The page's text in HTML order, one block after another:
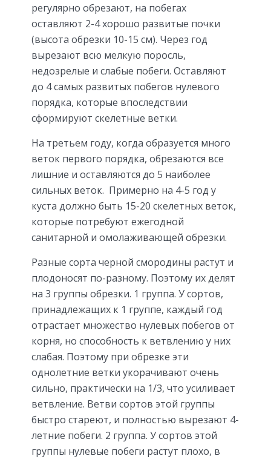
регулярно обрезают, на побегах
оставляют 2-4 хорошо развитые почки
(высота обрезки 10-15 см). Через год
вырезают всю мелкую поросль,
недозрелые и слабые побеги. Оставляют
до 4 самых развитых побегов нулевого
порядка, которые впоследствии
сформируют скелетные ветки.
На третьем году, когда образуется много
веток первого порядка, обрезаются все
лишние и оставляются до 5 наиболее
сильных веток. Примерно на 4-5 год у
куста должно быть 15-20 скелетных веток,
которые потребуют ежегодной
санитарной и омолаживающей обрезки.
Разные сорта черной смородины растут и
плодоносят по-разному. Поэтому их делят
на 3 группы обрезки. 1 группа. У сортов,
принадлежащих к 1 группе, каждый год
отрастает множество нулевых побегов от
корня, но способность к ветвлению у них
слабая. Поэтому при обрезке эти
однолетние ветки укорачивают очень
сильно, практически на 1/3, что усиливает
ветвление. Ветви сортов этой группы
быстро стареют, и полностью вырезают 4-
летние побеги. 2 группа. У сортов этой
группы нулевые побеги растут плохо, в